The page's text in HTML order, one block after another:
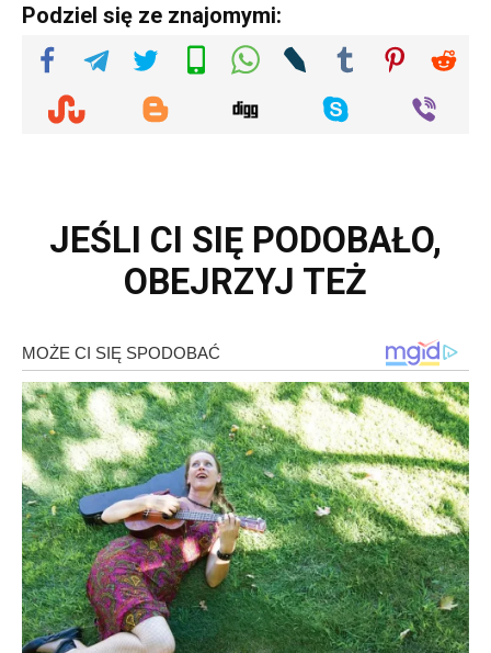
Podziel się ze znajomymi:
JEŚLI CI SIĘ PODOBAŁO,
OBEJRZYJ TEŻ